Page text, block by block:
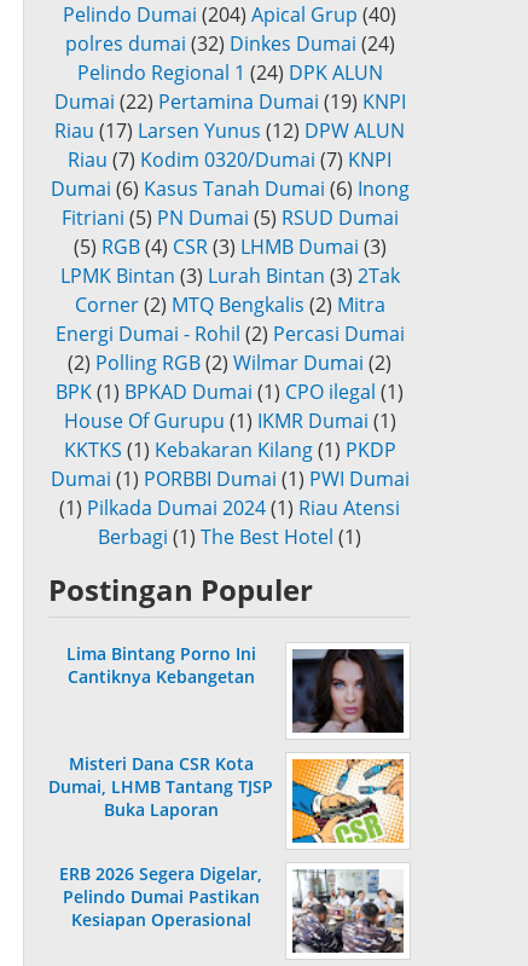
Pelindo Dumai (204) Apical Grup (40)
polres dumai (32) Dinkes Dumai (24)
Pelindo Regional 1 (24) DPK ALUN
Dumai (22) Pertamina Dumai (19) KNPI
Riau (17) Larsen Yunus (12) DPW ALUN
Riau (7) Kodim 0320/Dumai (7) KNPI
Dumai (6) Kasus Tanah Dumai (6) Inong
Fitriani (5) PN Dumai (5) RSUD Dumai
(5) RGB (4) CSR (3) LHMB Dumai (3)
LPMK Bintan (3) Lurah Bintan (3) 2Tak
Corner (2) MTQ Bengkalis (2) Mitra
Energi Dumai - Rohil (2) Percasi Dumai
(2) Polling RGB(2) Wilmar Dumai (2)
BPK(1) BPKAD Dumai (1) CPO ilegal (1)
House Of Gurupu (1) IKMR Dumai (1)
KKTKS (1) Kebakaran Kilang (1) PKDP
Dumai (1) PORBBI Dumai (1) PWI Dumai
(1) Pilkada Dumai 2024(1) Riau Atensi
Berbagi (1) The Best Hotel (1)
Postingan Populer
Lima Bintang Porno Ini
Cantiknya Kebangetan
Misteri Dana CSR Kota
Dumai, LHMB Tantang TJSP
Buka Laporan
ERB 2026 Segera Digelar,
Pelindo Dumai Pastikan
Kesiapan Operasional